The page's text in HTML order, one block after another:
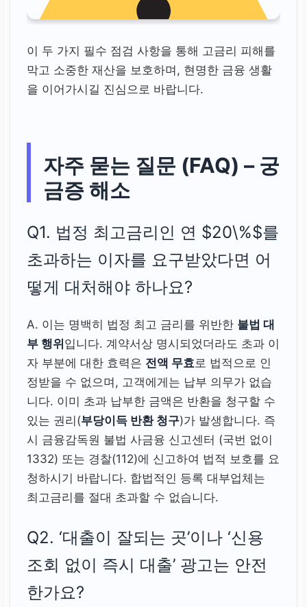
이 두 가지 필수 점검 사항을 통해 고금리 피해를
막고 소중한 재산을 보호하며, 현명한 금융 생활
을 이어가시길 진심으로 바랍니다.
자주 묻는 질문 (FAQ) – 궁
금증 해소
Q1. 법정 최고금리인 연 $20\%$를
초과하는 이자를 요구받았다면 어
떻게 대처해야 하나요?
A. 이는 명백히 법정 최고 금리를 위반한 불법 대
부 행위입니다. 계약서상 명시되었더라도 초과 이
자 부분에 대한 효력은 전액 무효 로 법적으로 인
정받을 수 없으며, 고객에게는 납부 의무가 없습
니다. 이미 초과 납부한 금액은 반환을 청구할 수
있는 권리(부당이득 반환 청구)가 발생합니다. 즉
시 금융감독원 불법 사금융 신고센터 (국번 없이
1332) 또는 경찰(112)에 신고하여 법적 보호를 요
청하시기 바랍니다. 합법적인 등록 대부업체는
최고금리를 절대 초과할 수 없습니다.
Q2. ‘대출이 잘되는 곳’이나 ‘신용
조회 없이 즉시 대출’ 광고는 안전
한가요?